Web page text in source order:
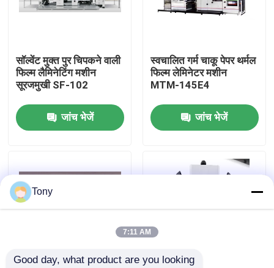
गुणवत्ता नियंत्रण
हमसे संपर्क करें
मामले
बांसुरी लैमिनेटर मशीन
सॉल्वेंट मुक्त पुर चिपकने वाली
फिल्म लैमिनेटिंग मशीन
सूरजमुखी SF-102
जांच भेजें
स्वचालित गर्म चाकू पेपर थर्मल
फिल्म लेमिनेटर मशीन
MTM-145E4
जांच भेजें
Tony
7:11 AM
Good day, what product are you looking